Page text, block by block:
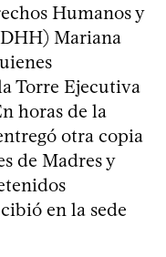
Humanos y
Mariana
Torre Ejecutiva
horas de la
otra copia
de Madres y
en la sede